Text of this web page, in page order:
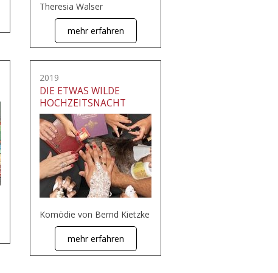
Theresia Walser
mehr erfahren
2019
DIE ETWAS WILDE
HOCHZEITSNACHT
Komödie von Bernd Kietzke
mehr erfahren